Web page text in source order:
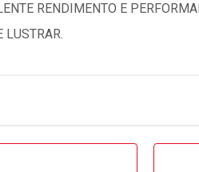
RENDIMENTO E
LUSTRAR.